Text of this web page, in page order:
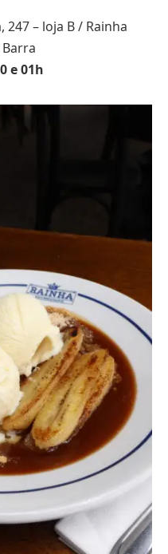
247 – loja B / Rainha
e 01h